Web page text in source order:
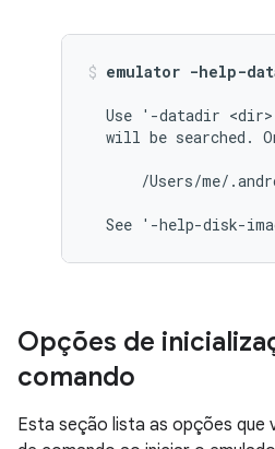
emulator -help-
Use '-datadir
will be searched.
/Users/me/
Opções de
comando
Esta seção lista as opções que